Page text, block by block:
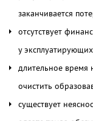
заканчивается
отсутствует
у
длительное время
очистить
существует